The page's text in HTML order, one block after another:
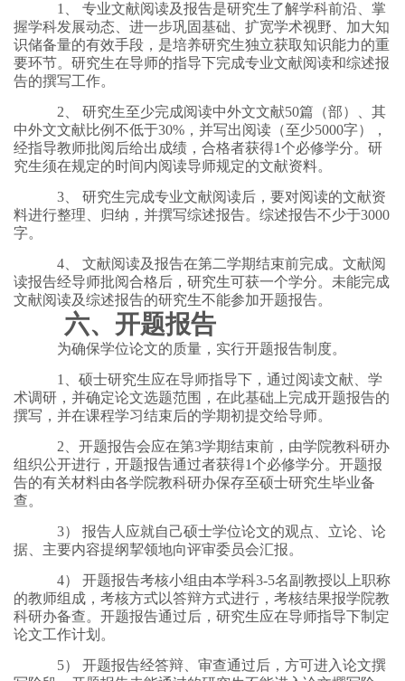
1、 专业文献阅读及报告是研究生了解学科前沿、掌
握学科发展动态、进一步巩固基础、扩宽学术视野、加大知
识储备量的有效手段，是培养研究生独立获取知识能力的重
要环节。研究生在导师的指导下完成专业文献阅读和综述报
告的撰写工作。
2、 研究生至少完成阅读中外文文献50篇（部）、其
中外文文献比例不低于30%，并写出阅读（至少5000字），
经指导教师批阅后给出成绩，合格者获得1个必修学分。研
究生须在规定的时间内阅读导师规定的文献资料。
3、 研究生完成专业文献阅读后，要对阅读的文献资
料进行整理、归纳，并撰写综述报告。综述报告不少于3000
字。
4、 文献阅读及报告在第二学期结束前完成。文献阅
读报告经导师批阅合格后，研究生可获一个学分。未能完成
文献阅读及综述报告的研究生不能参加开题报告。
六、开题报告
为确保学位论文的质量，实行开题报告制度。
1、硕士研究生应在导师指导下，通过阅读文献、学
术调研，并确定论文选题范围，在此基础上完成开题报告的
撰写，并在课程学习结束后的学期初提交给导师。
2、开题报告会应在第3学期结束前，由学院教科研办
组织公开进行，开题报告通过者获得1个必修学分。开题报
告的有关材料由各学院教科研办保存至硕士研究生毕业备
查。
3） 报告人应就自己硕士学位论文的观点、立论、论
据、主要内容提纲挈领地向评审委员会汇报。
4） 开题报告考核小组由本学科3-5名副教授以上职称
的教师组成，考核方式以答辩方式进行，考核结果报学院教
科研办备查。开题报告通过后，研究生应在导师指导下制定
论文工作计划。
5） 开题报告经答辩、审查通过后，方可进入论文撰